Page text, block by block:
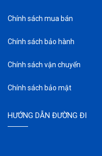
Chính sách mua bán
Chính sách bảo hành
Chính sách vận chuyển
Chính sách bảo mật
HƯỚNG DẪN ĐƯỜNG ĐI